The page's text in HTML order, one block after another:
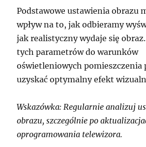
Podstawowe ustawienia obrazu
wpływ na to, jak odbieramy
jak realistyczny wydaje się
tych parametrów do warunków
oświetleniowych pomieszczenia
uzyskać optymalny efekt
Wskazówka: Regularnie analizuj
obrazu, szczególnie po
oprogramowania telewizora.